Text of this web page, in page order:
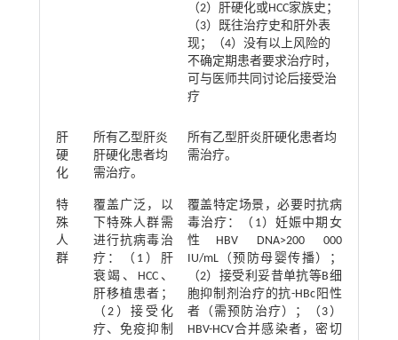
（2）肝硬化或HCC家族史；
（3）既往治疗史和肝外表
现；（4）没有以上风险的
不确定期患者要求治疗时，
可与医师共同讨论后接受治
疗
肝
硬
化
所有乙型肝炎
肝硬化患者均
需治疗。
所有乙型肝炎肝硬化患者均
需治疗。
特
殊
人
群
覆盖广泛，以
下特殊人群需
进行抗病毒治
疗：（1）肝
衰竭、HCC、
肝移植患者；
（2）接受化
疗、免疫抑制
覆盖特定场景，必要时抗病
毒治疗：（1）妊娠中期女
性HBV DNA>200 000
IU/mL（预防母婴传播）；
（2）接受利妥昔单抗等B细
胞抑制剂治疗的抗-HBc阳性
者（需预防治疗）；（3）
HBV-HCV合并感染者，密切